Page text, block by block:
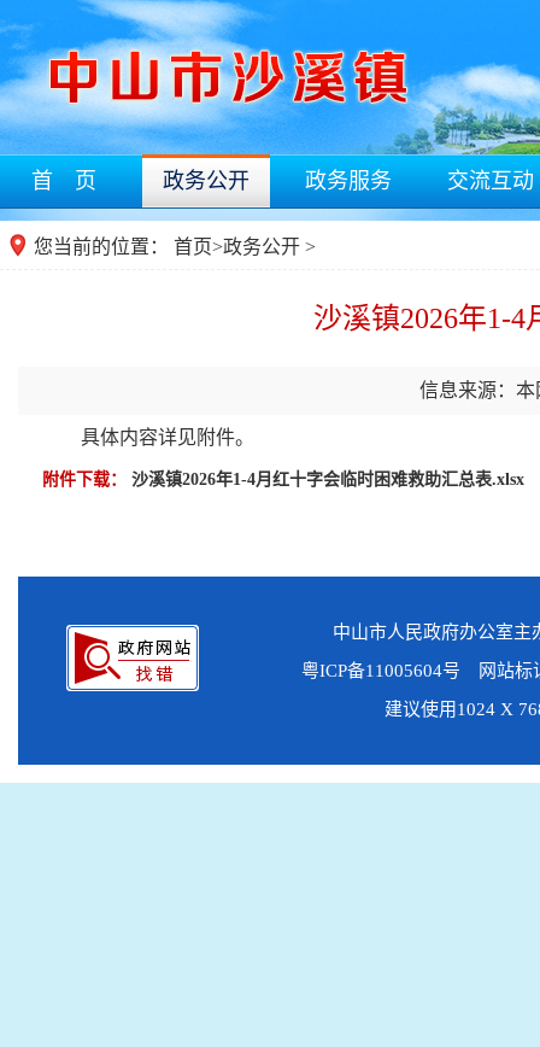
首 页 政务公开 政务服务 交流互动
您当前的位置： 首页>政务公开 >
沙溪镇2026年1-
信息来源：本
具体内容详见附件。
附件下载： 沙溪镇2026年1-4月红十字会临时困难救助汇总表.xlsx
中山市人民政府办公室
粤ICP备11005604号 网站标
建议使用1024 X